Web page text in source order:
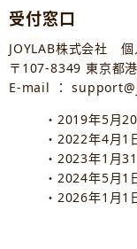
受付窓口
JOYLAB株式会社 個
〒107-8349 東京都
E-mail ：
・2019年5月
・2022年4月1
・2023年1月
・2024年5月1
・2026年1月1